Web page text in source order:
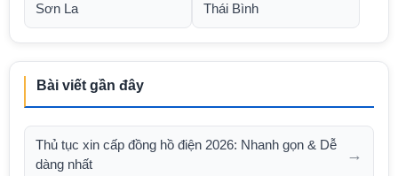
Sơn La Thái Bình
Bài viết gần đây
Thủ tục xin cấp đồng hồ điện 2026: Nhanh gọn & Dễ
dàng nhất
→